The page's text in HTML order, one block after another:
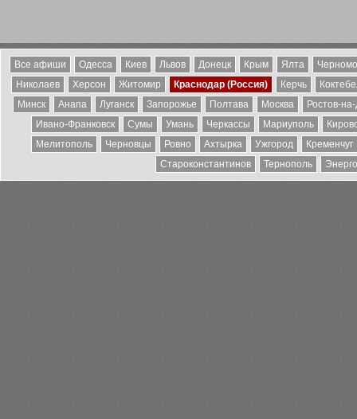
Все афиши Одесса Киев Львов Донецк Крым Ялта
Николаев
Херсон Житомир Краснодар (Россия) Керчь
Минск
Анапа Луганск Запорожье Полтава Москва
Ростов-
Ивано-Франковск
Сумы Умань Черкассы Мариуполь
Мелитополь
Черновцы Ровно Ахтырка Ужгород
Кременчуг
Староконстантинов
Тернополь